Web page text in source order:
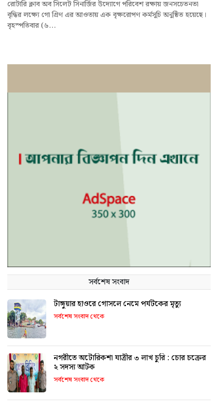
রোটারি ক্লাব অব সিলেট সিনার্জির উদ্যোগে পরিবেশ রক্ষায় জনসচেতনতা
বৃদ্ধির লক্ষ্যে গো গ্রিণ এর আওতায় এক বৃক্ষরোপণ কর্মসূচি অনুষ্ঠিত হয়েছে।
বৃহস্পতিবার (৬...
সর্বশেষ সংবাদ
টাঙ্গুয়ার হাওরে গোসলে নেমে পর্যটকের মৃত্যু
সর্বশেষ সংবাদ থেকে
নগরীতে অটোরিকশা যাত্রীর ৩ লাখ চুরি : চোর চক্রের
২ সদস্য আটক
সর্বশেষ সংবাদ থেকে